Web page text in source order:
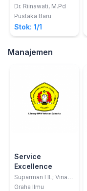
Komunikasi dan
Organisasi
Dr. Riinawati, M.Pd
Pustaka Baru
Stok: 1/1
Manajemen
Service
Excellence
Suparman HL; Vina
Islami; Fera Nelfianti
Graha Ilmu